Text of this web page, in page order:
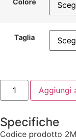
Colore
Taglia
Aggiungi
Specifiche
Codice prodotto